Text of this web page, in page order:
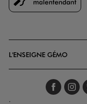
L'ENSEIGNE GÉMO
.